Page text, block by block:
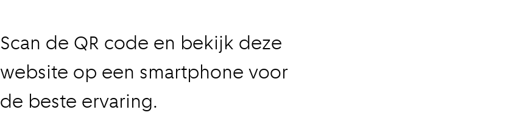
Scan de QR code en bekijk deze
website op een smartphone voor
de beste ervaring.